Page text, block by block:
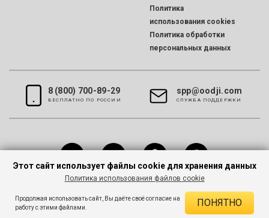
Политика
использования cookies
Политика обработки
персональных данных
8 (800) 700-89-29
БЕСПЛАТНО ПО РОССИИ
spp@oodji.com
CЛУЖБА ПОДДЕРЖКИ
Этот сайт использует файлы cookie для хранения данных
Политика использования файлов cookie
Продолжая использовать сайт, Вы даёте своё согласие на
работу с этими файлами.
ПОНЯТНО